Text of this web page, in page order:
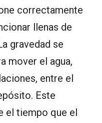
correctamente
llenas de
gravedad se
mover el agua,
entre el
Este
el tiempo que el